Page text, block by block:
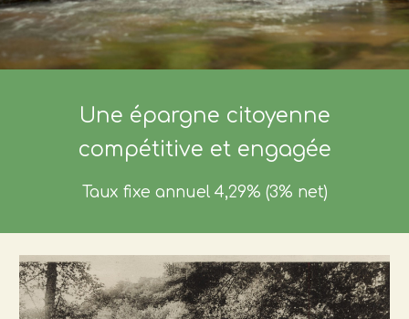
Une épargne citoyenne
compétitive et engagée
Taux fixe annuel 4,29% (3% net)